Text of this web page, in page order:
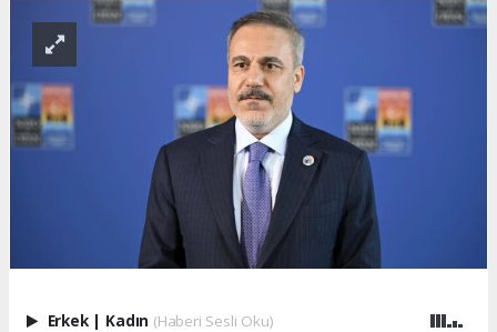
Erkek | Kadın (Haberi Sesli Oku)